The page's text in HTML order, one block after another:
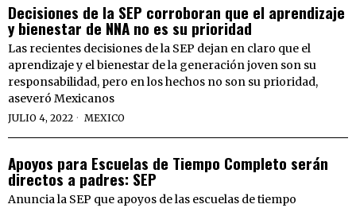
Decisiones de la SEP corroboran que el aprendizaje
y bienestar de NNA no es su prioridad
Las recientes decisiones de la SEP dejan en claro que el
aprendizaje y el bienestar de la generación joven son su
responsabilidad, pero en los hechos no son su prioridad,
aseveró Mexicanos
JULIO 4, 2022 MEXICO
Apoyos para Escuelas de Tiempo Completo serán
directos a padres: SEP
Anuncia la SEP que apoyos de las escuelas de tiempo